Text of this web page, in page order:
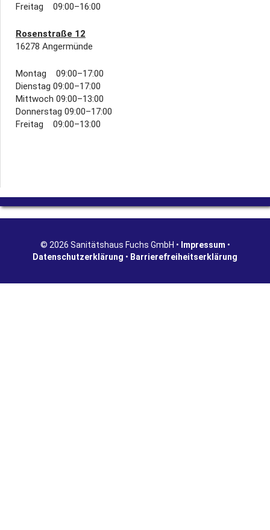
Freitag 09:00–16:00
Rosenstraße 12
16278 Angermünde
Montag 09:00–17:00
Dienstag 09:00–17:00
Mittwoch 09:00–13:00
Donnerstag 09:00–17:00
Freitag 09:00–13:00
© 2026 Sanitätshaus Fuchs GmbH • Impressum •
Datenschutzerklärung • Barrierefreiheitserklärung